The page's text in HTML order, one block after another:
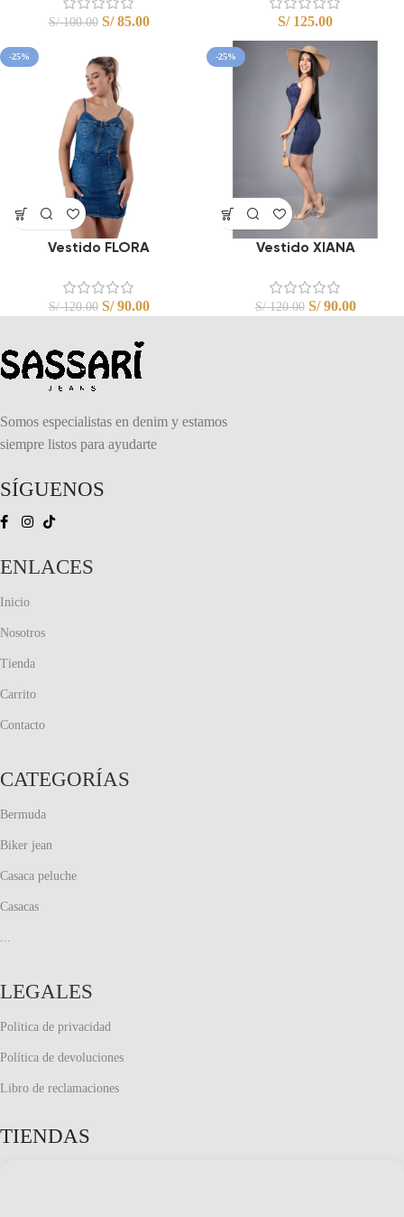
S/100.00 S/85.00 S/125.00
-25%
Vestido FLORA
S/120.00 S/90.00
-25%
Vestido XIANA
S/120.00 S/90.00
Somos especialistas en denim y estamos
siempre listos para ayudarte
SÍGUENOS
ENLACES
Inicio
Nosotros
Tienda
Carrito
Contacto
CATEGORÍAS
Bermuda
Biker jean
Casaca peluche
Casacas
LEGALES
Politica de privacidad
Política de devoluciones
Libro de reclamaciones
TIENDAS